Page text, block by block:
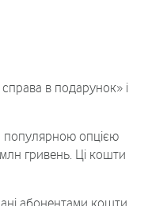
в подарунок» і
популярною опцією
гривень. Ці кошти
абонентами кошти